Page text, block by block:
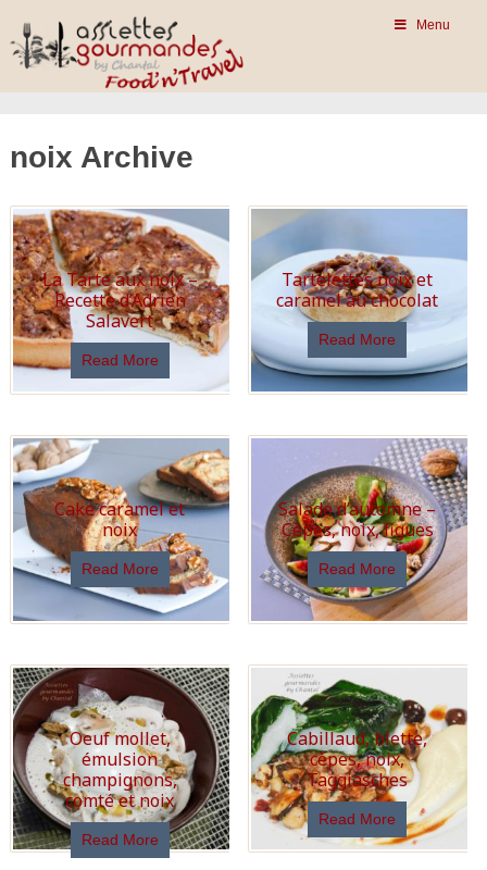
Menu
noix Archive
La Tarte aux noix –
Recette d’Adrien
Salavert
Read More
Tartelettes noix et
caramel au chocolat
Read More
Cake caramel et
noix
Read More
Salade d’automne –
Cèpes, noix, figues
Read More
Oeuf mollet,
émulsion
champignons,
comté et noix
Read More
Cabillaud, blette,
cèpes, noix,
Taggiasches
Read More